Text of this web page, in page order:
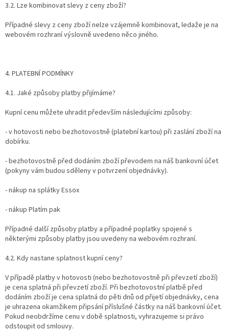
3.2. Lze kombinovat slevy z ceny zboží?
Případné slevy z ceny zboží nelze vzájemně kombinovat, ledaže je na
webovém rozhraní výslovně uvedeno něco jiného.
4. PLATEBNÍ PODMÍNKY
4.1. Jaké způsoby platby přijímáme?
Kupní cenu můžete uhradit především následujícími způsoby:
- v hotovosti nebo bezhotovostně (platební kartou) při zaslání zboží na
dobírku.
- bezhotovostně před dodáním zboží převodem na náš bankovní účet
(pokyny vám budou sděleny v potvrzení objednávky).
- nákup na splátky Essox
- nákup Platím pak
Případné další způsoby platby a případné poplatky spojené s
některými způsoby platby jsou uvedeny na webovém rozhraní.
4.2. Kdy nastane splatnost kupní ceny?
V případě platby v hotovosti (nebo bezhotovostně při převzetí zboží)
je cena splatná při převzetí zboží. Při bezhotovostní platbě před
dodáním zboží je cena splatná do pěti dnů od přijetí objednávky, cena
je uhrazena okamžikem připsání příslušné částky na náš bankovní účet.
Pokud neobdržíme cenu v době splatnosti, vyhrazujeme si právo
odstoupit od smlouvy.